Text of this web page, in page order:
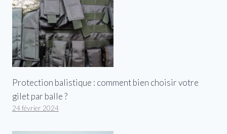
Protection balistique : comment bien choisir votre
gilet par balle ?
24 février 2024